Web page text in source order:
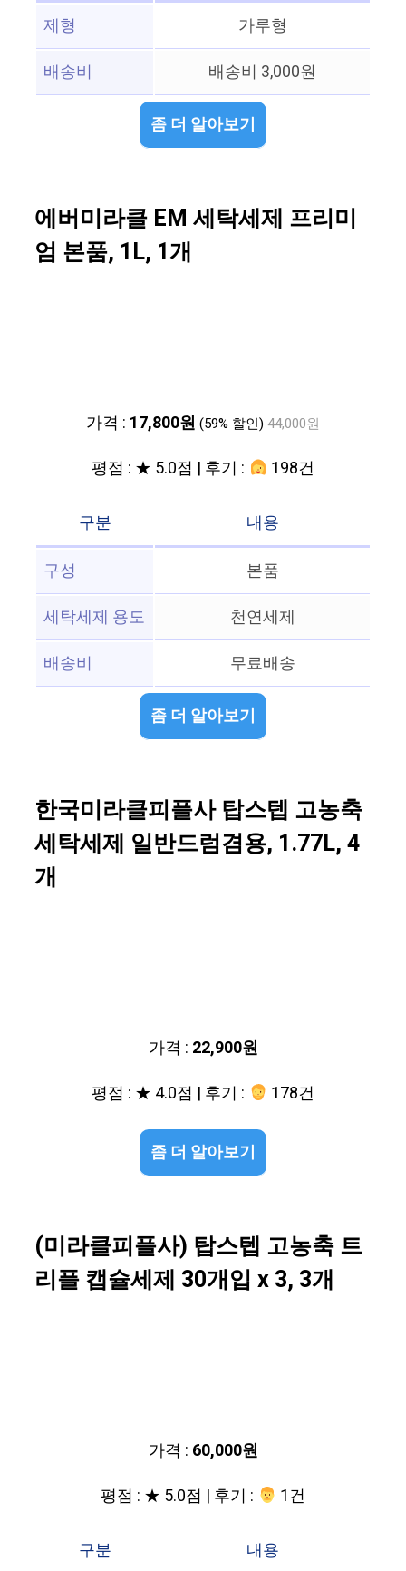
제형
가루형
배송비
배송비 3,000원
좀 더 알아보기
에버미라클 EM 세탁세제 프리미
엄 본품, 1L, 1개
가격 : 17,800원 (59% 할인) 44,000원
평점 : ★ 5.0점 | 후기 : 198건
구분
내용
구성
본품
세탁세제 용도
천연세제
배송비
무료배송
좀 더 알아보기
한국미라클피플사 탑스텝 고농축
세탁세제 일반드럼겸용, 1.77L, 4
개
가격 : 22,900원
평점 : ★ 4.0점 | 후기 :
178건
좀 더 알아보기
(미라클피플사) 탑스텝 고농축 트
리플 캡슐세제 30개입 x 3, 3개
가격 : 60,000원
평점 : ★ 5.0점 | 후기 :
‍‍ 1건
구분 내용